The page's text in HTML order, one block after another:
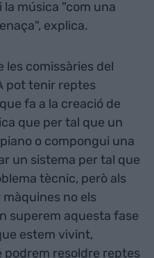
la música "com una
explica.
les comissàries del
pot tenir reptes
fa a la creació de
que per tal que un
o compongui una
un sistema per tal que
tècnic, però als
no els
superem aquesta fase
estem vivint,
podrem resoldre reptes